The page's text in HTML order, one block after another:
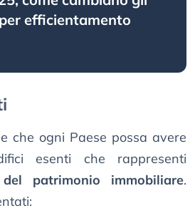
efficientamento
che ogni Paese possa avere
esenti che rappresenti
patrimonio immobiliare.